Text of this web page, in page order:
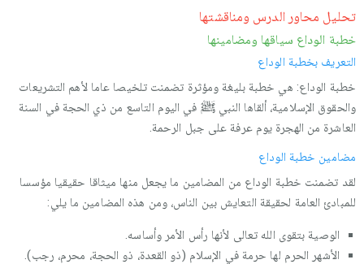
تحليل محاور الدرس ومناقشتها
خطبة الوداع سياقها ومضامينها
التعريف بخطبة الوداع
خطبة الوداع: هي خطبة بليغة ومؤثرة تضمنت تلخيصا عاما لأهم التشريعات
والحقوق الإسلامية، ألقاها النبي ﷺ في اليوم التاسع من ذي الحجة في السنة
العاشرة من الهجرة يوم عرفة على جبل الرحمة.
مضامين خطبة الوداع
لقد تضمنت خطبة الوداع من المضامين ما يجعل منها ميثاقا حقيقيا مؤسسا
للمبادئ العامة لحقيقة التعايش بين الناس، ومن هذه المضامين ما يلي:
الوصية بتقوى الله تعالى لأنها رأس الأمر وأساسه.
الأشهر الحرم لها حرمة في الإسلام (ذو القعدة، ذو الحجة، محرم، رجب).